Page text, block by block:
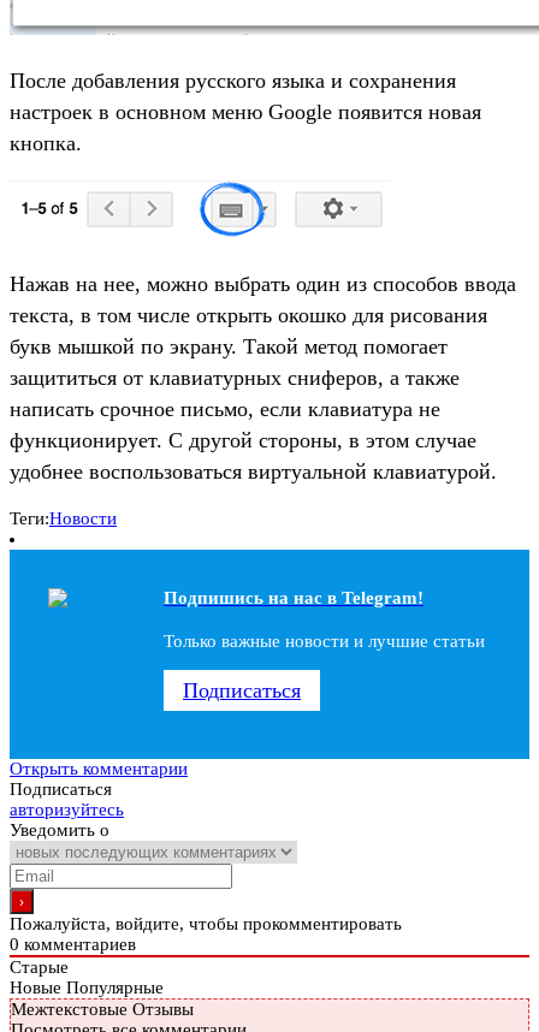
После добавления русского языка и сохранения
настроек в основном меню Google появится новая
кнопка.
Нажав на нее, можно выбрать один из способов ввода
текста, в том числе открыть окошко для рисования
букв мышкой по экрану. Такой метод помогает
защититься от клавиатурных сниферов, а также
написать срочное письмо, если клавиатура не
функционирует. С другой стороны, в этом случае
удобнее воспользоваться виртуальной клавиатурой.
Теги:Новости
Подпишись на наc в Telegram!
Только важные новости и лучшие статьи
Подписаться
Открыть комментарии
Подписаться
авторизуйтесь
Уведомить о
Пожалуйста, войдите, чтобы прокомментировать
0 комментариев
Старые
Новые Популярные
Межтекстовые Отзывы